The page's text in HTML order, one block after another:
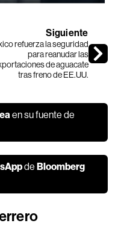
Siguiente
refuerza la seguridad
para reanudar las
de aguacate
tras freno de EE.UU.
en su fuente de
deBloomberg